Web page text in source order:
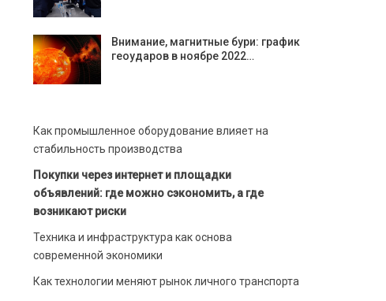
Внимание, магнитные бури: график
геоударов в ноябре 2022…
Как промышленное оборудование влияет на
стабильность производства
Покупки через интернет и площадки
объявлений: где можно сэкономить, а где
возникают риски
Техника и инфраструктура как основа
современной экономики
Как технологии меняют рынок личного транспорта